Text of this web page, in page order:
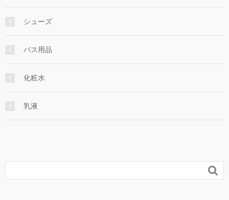
シューズ
バス用品
化粧水
乳液
